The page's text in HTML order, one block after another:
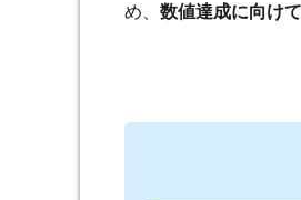
め、 数値達成に向け